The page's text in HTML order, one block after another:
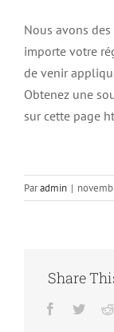
English
Nous avons
importe votre
de venir
Obtenez une
sur cette page
Paradmin |
Share
Facebook
Twitter